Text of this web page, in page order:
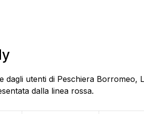
utenti di Peschiera Borromeo,
dalla linea rossa.